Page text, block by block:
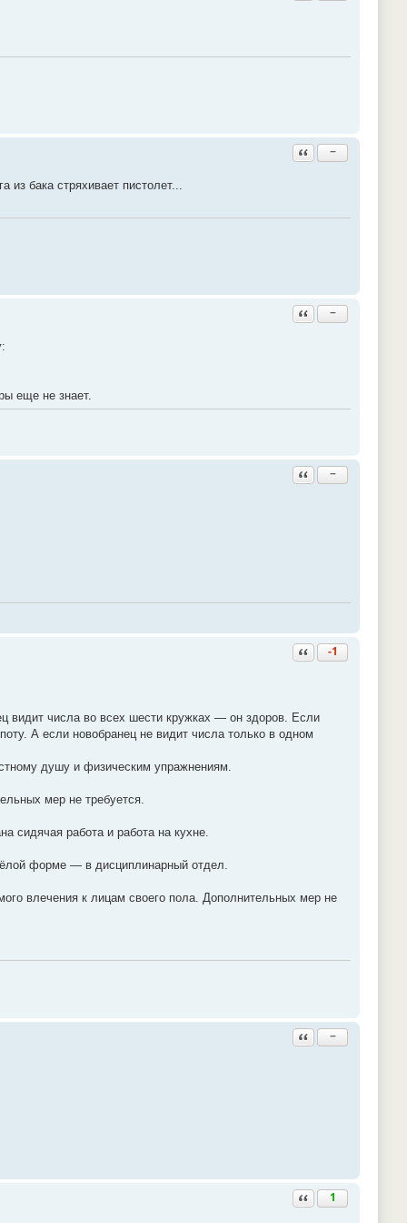
Ответить с цитатой
−
бака стряхивает пистолет...
Ответить с цитатой
−
еще не знает.
Ответить с цитатой
−
Ответить с цитатой
-1
видит числа во всех шести кружках — он здоров. Если
А если новобранец не видит числа только в одном
душу и физическим упражнениям.
мер не требуется.
сидячая работа и работа на кухне.
форме — в дисциплинарный отдел.
влечения к лицам своего пола. Дополнительных мер не
Ответить с цитатой
−
Ответить с цитатой
1